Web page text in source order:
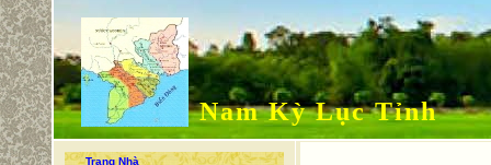
Nam Kỳ Lục Tỉnh
Trang Nhà